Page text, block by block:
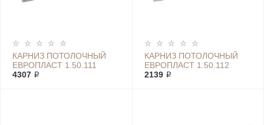
КАРНИЗ ПОТОЛОЧНЫЙ
ЕВРОПЛАСТ 1.50.111
4307 ₽
КАРНИЗ ПОТОЛОЧНЫЙ
ЕВРОПЛАСТ 1.50.112
2139 ₽